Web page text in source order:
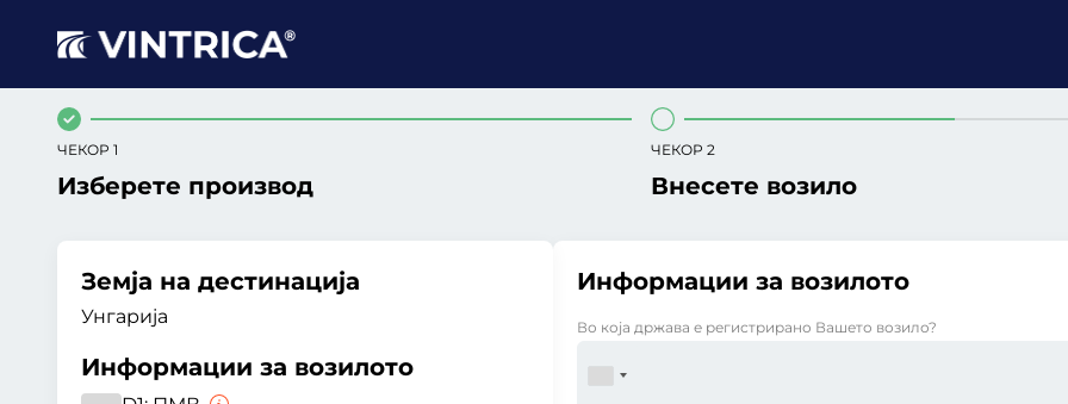
ЧЕКОР 1
Изберете производ
ЧЕКОР 2
Внесете возило
Земја на дестинација
Унгарија
Информации за возилото
Информации за возилото
Во која држава е регистрирано Вашето возило?